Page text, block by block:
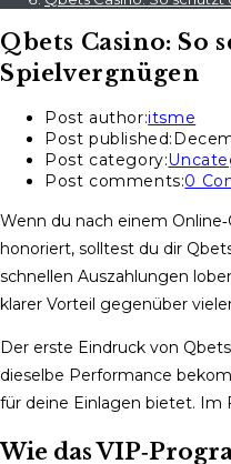
Qbets Casino: So
Spielvergnügen
Post author:itsme
Post published:
Post category:
Post comments:0
Wenn du nach einem
honoriert, solltest du dir
schnellen Auszahlungen
klarer Vorteil gegenüber
Der erste Eindruck von
dieselbe Performance
für deine Einlagen bietet. Im
Wie das